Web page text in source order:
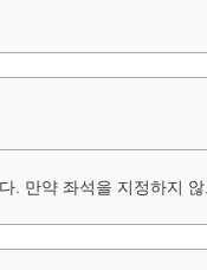
만약 좌석을 지정하지